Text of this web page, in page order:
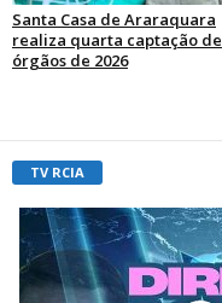
Santa Casa de Araraquara
realiza quarta captação de
órgãos de 2026
TV RCIA